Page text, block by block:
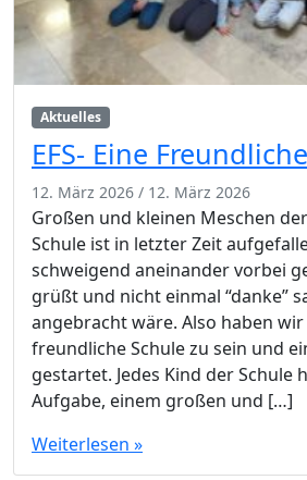
Aktuelles
EFS- Eine
12. März 2026 / 12. März 2026
Großen und kleinen Meschen
Schule ist in letzter Zeit
schweigend aneinander vorbei
grüßt und nicht einmal “danke”
angebracht wäre. Also haben
freundliche Schule zu sein und
gestartet. Jedes Kind der Schule
Aufgabe, einem großen und […]
Weiterlesen »